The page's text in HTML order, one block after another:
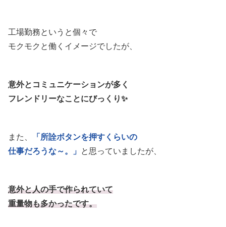
工場勤務というと個々で
モクモクと働くイメージでしたが、
意外とコミュニケーションが多く
フレンドリーなことにびっくり✨
また、
「所詮ボタンを押すくらいの
仕事だろうな～。」 と思っていましたが、
意外と人の手で作られていて
重量物も多かったです。